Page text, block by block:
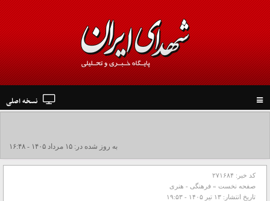
navigation
نسخه اصلی
به روز شده در: ۱۵ مرداد ۱۴۰۵ - ۱۶:۴۸
کد خبر: ۲۷۱۶۸۴
صفحه نخست » فرهنگی - هنری
تاریخ انتشار: ۱۳ تير ۱۴۰۵ - ۱۹:۵۳